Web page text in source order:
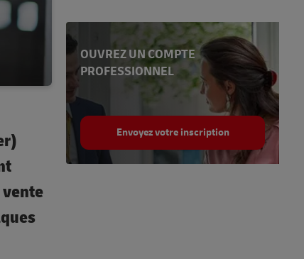
vente
OUVREZ UN COMPTE
PROFESSIONNEL
Envoyez votre inscription